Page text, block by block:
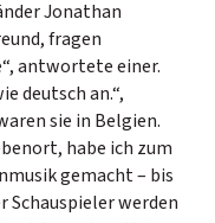
Jonathan
fragen
antwortete einer.
deutsch an.“,
sie in Belgien.
habe ich zum
gemacht – bis
werden